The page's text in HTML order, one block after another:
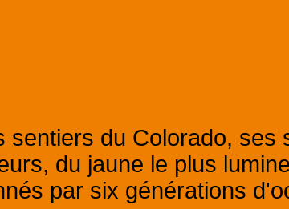
sentiers du Colorado, ses
du jaune le plus
par six générations